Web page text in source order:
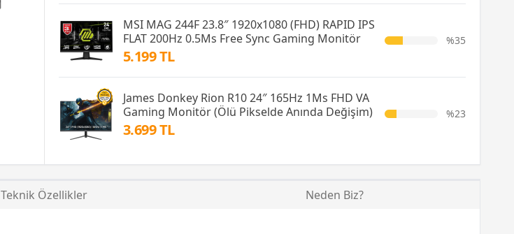
MSI MAG 244F 23.8″ 1920x1080 (FHD) RAPID IPS
FLAT 200Hz 0.5Ms Free Sync Gaming Monitör
5.199 TL
%35
James Donkey Rion R10 24″ 165Hz 1Ms FHD VA
Gaming Monitör (Ölü Pikselde Anında Değişim)
3.699 TL
%23
Teknik Özellikler Neden Biz?